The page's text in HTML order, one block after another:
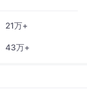
21万+
43万+